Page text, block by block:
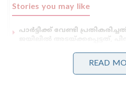
Stories you may like
പാർട്ടിക്ക് വേണ്ടി
ജയിലിൽ അടയ്ക്കപ്പെട്ടത്,
അർജുൻ ആയങ്കി
സാധാരണക്കാർക്കും
READ